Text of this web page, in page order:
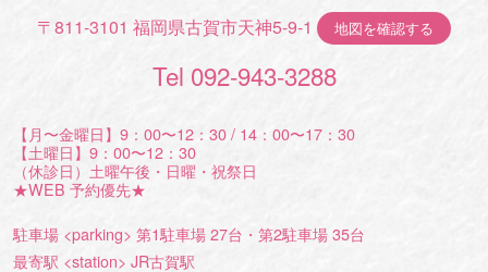
〒811-3101 福岡県古賀市天神5-9-1 地図を確認する
Tel 092-943-3288
【月〜金曜日】9：00〜12：30 / 14：00〜17：30
【土曜日】9：00〜12：30
（休診日）土曜午後・日曜・祝祭日
★WEB 予約優先★
駐車場 <parking> 第1駐車場 27台・第2駐車場 35台
最寄駅 <station> JR古賀駅